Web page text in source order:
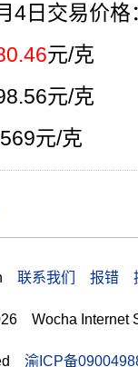
4日交易价格
元/克
元/克
元/克
联系我们 报错
Wocha Internet
渝ICP备